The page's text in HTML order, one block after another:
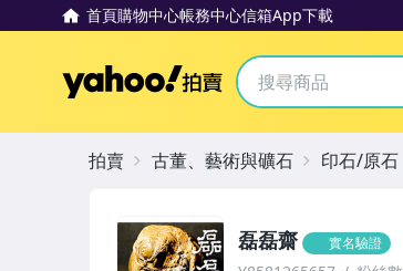
首頁購物中心帳務中心信箱App下載
Yahoo拍賣
磊磊齋 實名驗證
拍賣 古董、藝術與礦石 印石/原石